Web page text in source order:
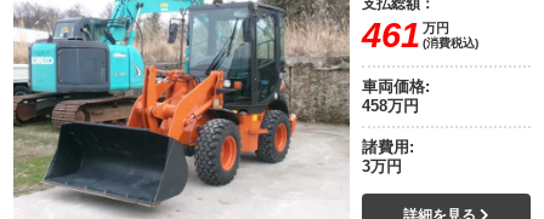
支払総額：
461 万円
(消費税込)
車両価格:
458万円
諸費用:
3万円
詳細を見る